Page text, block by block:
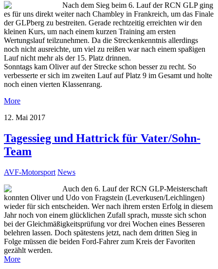
Nach dem Sieg beim 6. Lauf der RCN GLP ging
es für uns direkt weiter nach Chambley in Frankreich, um das Finale
der GLPberg zu bestreiten. Gerade rechtzeitig erreichten wir den
kleinen Kurs, um nach einem kurzen Training am ersten
Wertungslauf teilzunehmen. Da die Streckenkenntnis allerdings
noch nicht ausreichte, um viel zu reißen war nach einem spaßigen
Lauf nicht mehr als der 15. Platz drinnen.
Sonntags kam Oliver auf der Strecke schon besser zu recht. So
verbesserte er sich im zweiten Lauf auf Platz 9 im Gesamt und holte
noch einen vierten Klassenrang.
More
12. Mai 2017
Tagessieg und Hattrick für Vater/Sohn-
Team
AVF-Motorsport News
Auch den 6. Lauf der RCN GLP-Meisterschaft
konnten Oliver und Udo von Fragstein (Leverkusen/Leichlingen)
wieder für sich entscheiden. Wer nach ihrem ersten Erfolg in diesem
Jahr noch von einem glücklichen Zufall sprach, musste sich schon
bei der Gleichmäßigkeitsprüfung vor drei Wochen eines Besseren
belehren lassen. Doch spätestens jetzt, nach dem dritten Sieg in
Folge müssen die beiden Ford-Fahrer zum Kreis der Favoriten
gezählt werden.
More